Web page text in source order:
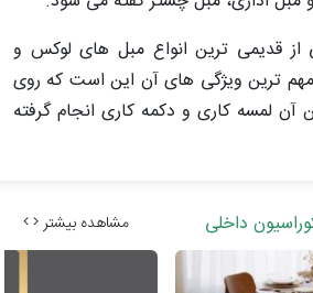
از قدیمی ترین انواع مبل های لوکس و
ترین ویژگی های آن این است که روی
آن لمسه کاری و دکمه کاری انجام گرفته
داخلی مشاهده بیشتر